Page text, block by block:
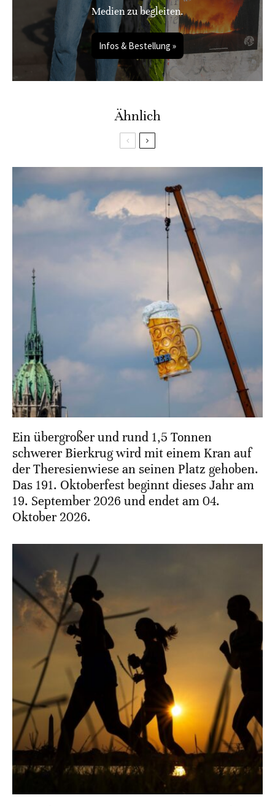
Medien zu begleiten.
Infos & Bestellung »
Ähnlich
Ein übergroßer und rund 1,5 Tonnen
schwerer Bierkrug wird mit einem Kran auf
der Theresienwiese an seinen Platz gehoben.
Das 191. Oktoberfest beginnt dieses Jahr am
19. September 2026 und endet am 04.
Oktober 2026.